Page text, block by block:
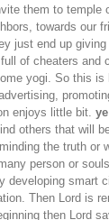
them to temple
towards our
just end up
of cheaters
yogi. So this
enjoys little bit.
others that will
the truth or
person or
Then Lord is
then Lord